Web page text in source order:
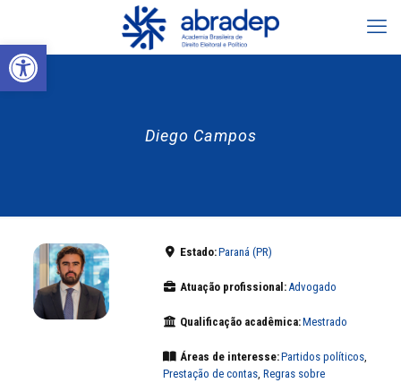
Abrir a barra de ferramentas
Diego Campos
Estado:Paraná (PR)
Atuação profissional:Advogado
Qualificação acadêmica:Mestrado
Áreas de interesse:Partidos políticos,
Prestação de contas, Regras sobre